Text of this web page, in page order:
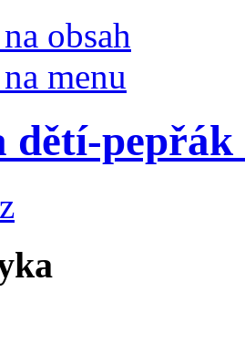
obsah
menu
dětí-pepřák